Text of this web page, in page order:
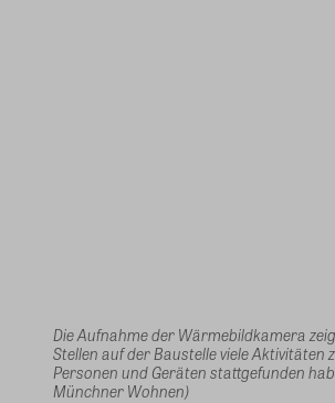
Die Aufnahme der Wärmebildkamera
Stellen auf der Baustelle viele Aktivitäten
Personen und Geräten stattgefunden
Münchner Wohnen)